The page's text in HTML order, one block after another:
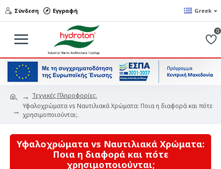
Σύνδεση Εγγραφή Greek
0
.
Τεχνικές Πληροφορίες.
Υφαλοχρώματα vs Ναυτιλιακά Χρώματα: Ποια η διαφορά και πότε
χρησιμοποιούνται;.
Υφαλοχρώματα vs Ναυτιλιακά Χρώματα:
Ποια η διαφορά και πότε
χρησιμοποιούνται;